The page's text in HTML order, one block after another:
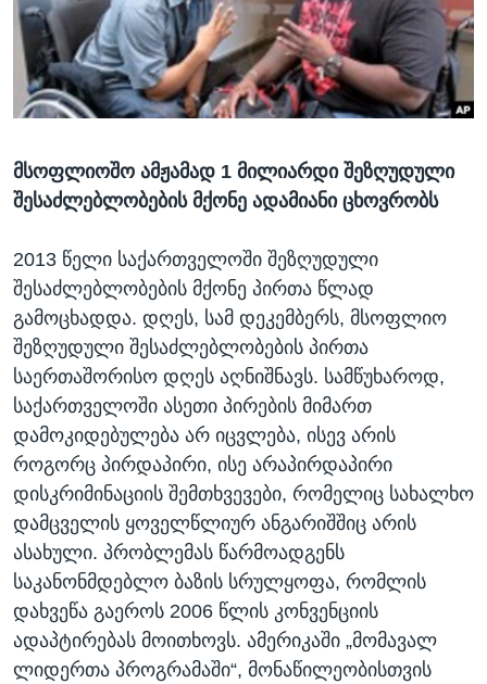
ᲡᲢᲣᲓᲘᲐ ᲕᲐᲨᲘᲜᲒᲢᲝᲜᲘ
ᲔᲙᲝᲜᲝᲛᲘᲙᲐ
ᲯᲐᲜᲛᲠᲗᲔᲚᲝᲑᲐ
ᲛᲔᲪᲜᲘᲔᲠᲔᲑᲐ
ᲙᲣᲚᲢᲣᲠᲐ
ᲒᲐᲚᲘᲚᲔᲝ
ᲓᲔᲖᲘᲜᲤᲝᲠᲛᲐᲪᲘᲐ
Learning English
ᲗᲕᲐᲚᲘ ᲒᲕᲐᲓᲔᲕᲜᲔᲗ
ენები
მსოფლიოშო ამჟამად 1 მილიარდი შეზღუდული
შესაძლებლობების მქონე ადამიანი ცხოვრობს
2013 წელი საქართველოში შეზღუდული
შესაძლებლობების მქონე პირთა წლად
გამოცხადდა. დღეს, სამ დეკემბერს, მსოფლიო
შეზღუდული შესაძლებლობების პირთა
საერთაშორისო დღეს აღნიშნავს. სამწუხაროდ,
საქართველოში ასეთი პირების მიმართ
დამოკიდებულება არ იცვლება, ისევ არის
როგორც პირდაპირი, ისე არაპირდაპირი
დისკრიმინაციის შემთხვევები, რომელიც სახალხო
დამცველის ყოველწლიურ ანგარიშშიც არის
ასახული. პრობლემას წარმოადგენს
საკანონმდებლო ბაზის სრულყოფა, რომლის
დახვეწა გაეროს 2006 წლის კონვენციის
ადაპტირებას მოითხოვს. ამერიკაში „მომავალ
ლიდერთა პროგრამაში“, მონაწილეობისთვის